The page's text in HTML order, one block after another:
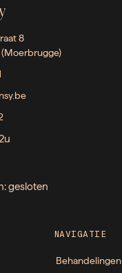
8
gesloten
NAVIGATIE
Behandelingen